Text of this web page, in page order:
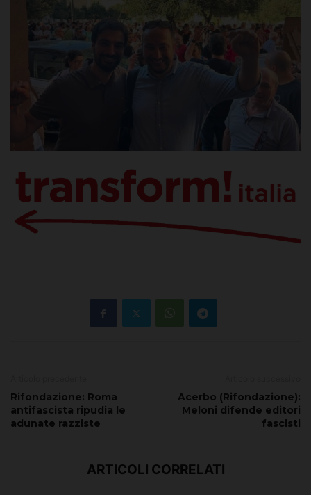
Rifondazione: Roma
antifascista ripudia le
adunate razziste
Acerbo (Rifondazione):
Meloni difende editori
fascisti
ARTICOLI CORRELATI